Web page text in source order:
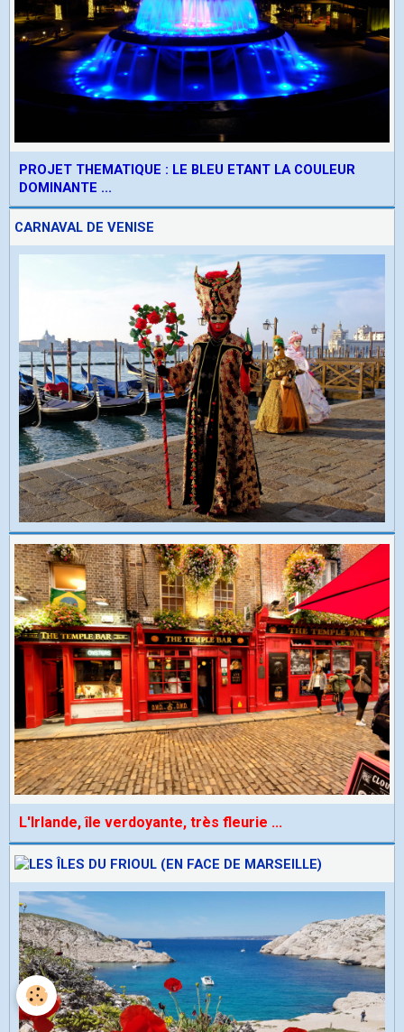
PROJET THEMATIQUE : LE BLEU ETANT LA COULEUR
DOMINANTE ...
CARNAVAL DE VENISE
L'Irlande, île verdoyante, très fleurie ...